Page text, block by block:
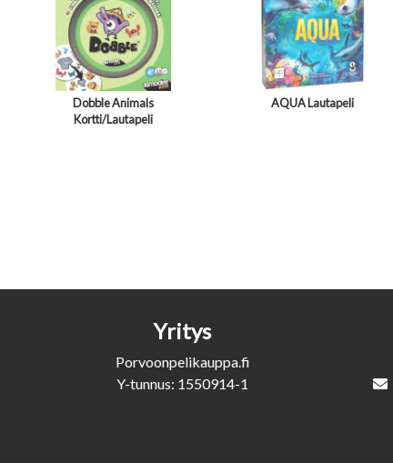
Dobble Animals
Kortti/Lautapeli
AQUA Lautapeli
Yritys
Porvoonpelikauppa.fi
Y-tunnus: 1550914-1